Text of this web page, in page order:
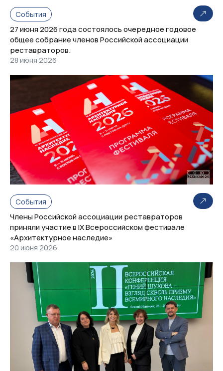
События
27 июня 2026 года состоялось очередное годовое
общее собрание членов Российской ассоциации
реставраторов.
28 июня 2026
События
Члены Российской ассоциации реставраторов
приняли участие в IX Всероссийском фестивале
«Архитектурное наследие»
20 июня 2026